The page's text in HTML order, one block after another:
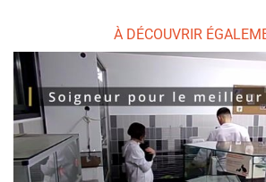
À DÉCOUVRIR